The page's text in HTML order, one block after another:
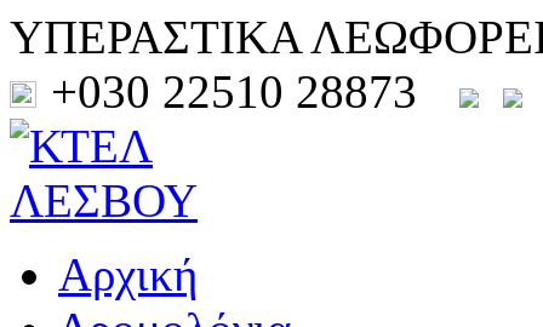
ΥΠΕΡΑΣΤΙΚΑ
+030 22510 28873
Αρχική